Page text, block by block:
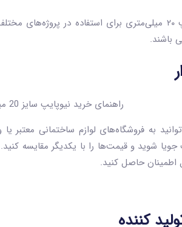
تمام این ویژگی‌ها باعث می‌شود که لوله‌های نیوپایپ ۲۰
باشند.
متری نیوپایپ، می‌توانید به فروشگاه‌های لوازم
مختلف جویا شوید و قیمت‌ها را با یکدیگر
اطمینان حاصل کنید.